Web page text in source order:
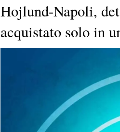
Hojlund-Napoli,
acquistato solo in